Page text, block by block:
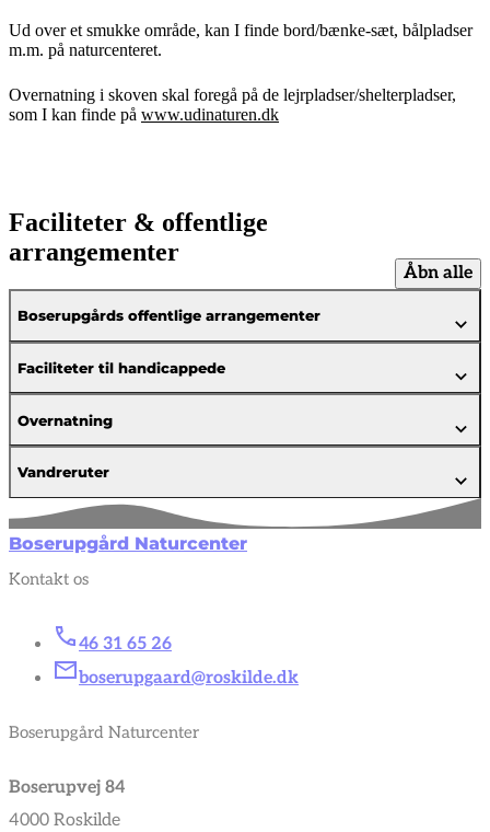
Ud over et smukke område, kan I finde bord/bænke-sæt, bålpladser
m.m. på naturcenteret.
Overnatning i skoven skal foregå på de lejrpladser/shelterpladser,
som I kan finde på www.udinaturen.dk
Faciliteter & offentlige
arrangementer
Åbn alle
Boserupgårds offentlige arrangementer
Faciliteter til handicappede
Overnatning
Vandreruter
Boserupgård Naturcenter
Kontakt os
46 31 65 26
boserupgaard@roskilde.dk
Boserupgård Naturcenter
Boserupvej 84
4000 Roskilde